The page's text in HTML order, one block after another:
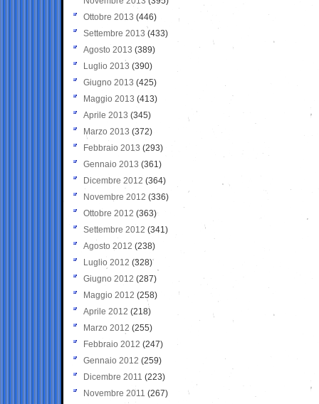
Ottobre 2013 (446)
Settembre 2013 (433)
Agosto 2013 (389)
Luglio 2013 (390)
Giugno 2013 (425)
Maggio 2013 (413)
Aprile 2013 (345)
Marzo 2013 (372)
Febbraio 2013 (293)
Gennaio 2013 (361)
Dicembre 2012 (364)
Novembre 2012 (336)
Ottobre 2012 (363)
Settembre 2012 (341)
Agosto 2012 (238)
Luglio 2012 (328)
Giugno 2012 (287)
Maggio 2012 (258)
Aprile 2012 (218)
Marzo 2012 (255)
Febbraio 2012 (247)
Gennaio 2012 (259)
Dicembre 2011 (223)
Novembre 2011 (267)